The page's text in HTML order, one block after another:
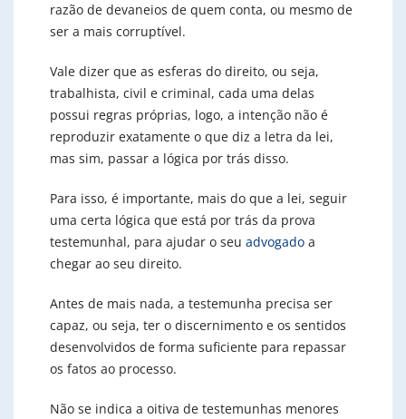
razão de devaneios de quem conta, ou mesmo de
ser a mais corruptível.
Vale dizer que as esferas do direito, ou seja,
trabalhista, civil e criminal, cada uma delas
possui regras próprias, logo, a intenção não é
reproduzir exatamente o que diz a letra da lei,
mas sim, passar a lógica por trás disso.
Para isso, é importante, mais do que a lei, seguir
uma certa lógica que está por trás da prova
testemunhal, para ajudar o seu advogado a
chegar ao seu direito.
Antes de mais nada, a testemunha precisa ser
capaz, ou seja, ter o discernimento e os sentidos
desenvolvidos de forma suficiente para repassar
os fatos ao processo.
Não se indica a oitiva de testemunhas menores